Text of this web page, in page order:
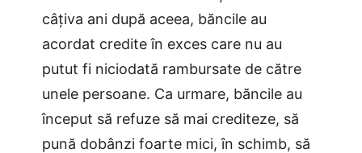
câțiva ani după aceea, băncile au
acordat credite în exces care nu au
putut fi niciodată rambursate de către
unele persoane. Ca urmare, băncile au
început să refuze să mai crediteze, să
pună dobânzi foarte mici, în schimb, să